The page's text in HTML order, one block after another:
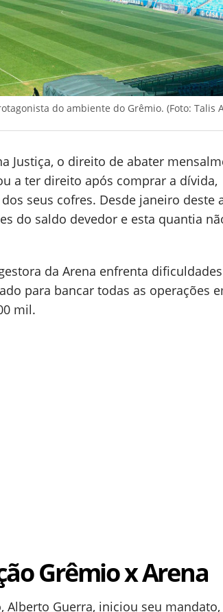
do ambiente do Grêmio. (Foto: Talis
Justiça, o direito de abater
a ter direito após comprar a dívida,
seus cofres. Desde janeiro deste
do saldo devedor e esta quantia
da Arena enfrenta
para bancar todas as operações
mil.
Grêmio x Arena
Guerra, iniciou seu mandato,